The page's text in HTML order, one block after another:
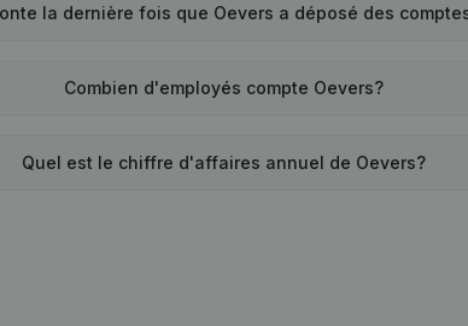
la dernière fois que Oevers a déposé des
Combien d'employés compte Oevers?
Quel est le chiffre d'affaires annuel de Oevers?